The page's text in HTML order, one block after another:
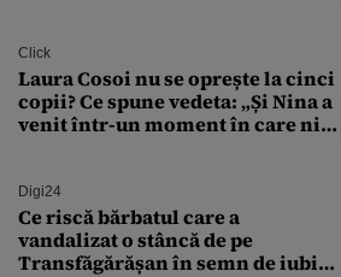
Click
Laura Cosoi nu se oprește la cinci
copii? Ce spune vedeta: „Și Nina a
venit într-un moment în care nici
Digi24
Ce riscă bărbatul care a
vandalizat o stâncă de pe
Transfăgărășan în semn de iubire